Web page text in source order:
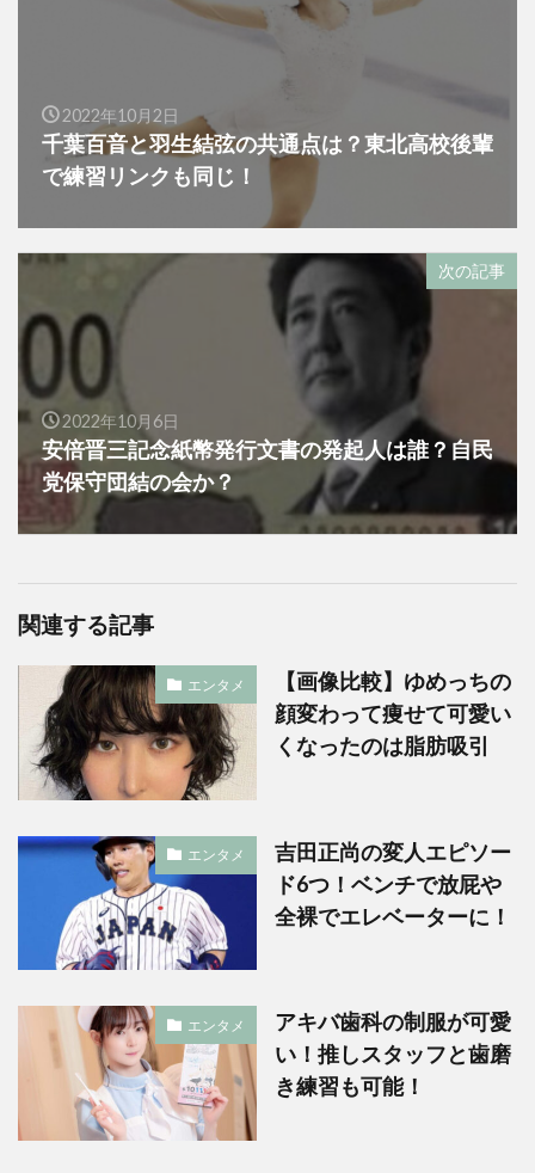
2022年10月2日
千葉百音と羽生結弦の共通点は？東北高校後輩
で練習リンクも同じ！
次の記事
2022年10月6日
安倍晋三記念紙幣発行文書の発起人は誰？自民
党保守団結の会か？
関連する記事
エンタメ
【画像比較】ゆめっちの
顔変わって痩せて可愛い
くなったのは脂肪吸引
エンタメ
吉田正尚の変人エピソー
ド6つ！ベンチで放屁や
全裸でエレベーターに！
エンタメ
アキバ歯科の制服が可愛
い！推しスタッフと歯磨
き練習も可能！